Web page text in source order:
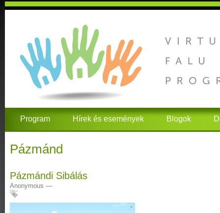
Program Hírek és események Blogok
Pázmánd
Pázmándi Sibálás
Anonymous —